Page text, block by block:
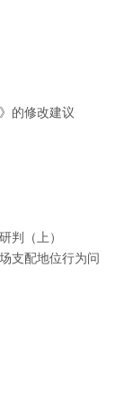
的修改建议
判（上）
支配地位行为问